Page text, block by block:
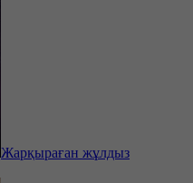
Жарқыраған жұлдыз